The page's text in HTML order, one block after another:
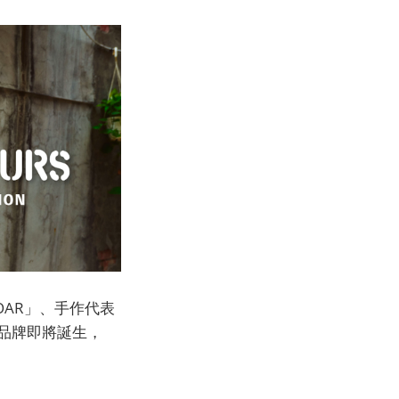
」、手作代表
牌即將誕生，